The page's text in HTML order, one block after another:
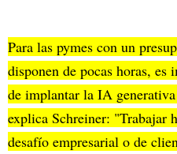
Para las pymes con un
disponen de pocas horas,
de implantar la IA
explica Schreiner: "Trabajar
desafío empresarial o de